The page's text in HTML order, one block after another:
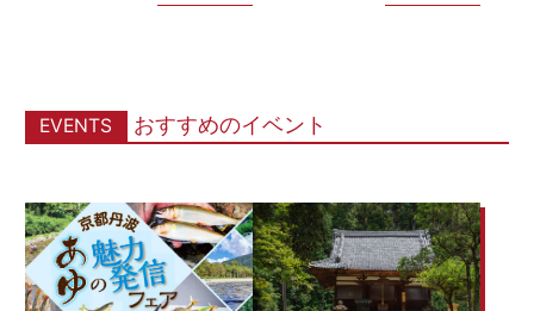
EVENTS おすすめのイベント